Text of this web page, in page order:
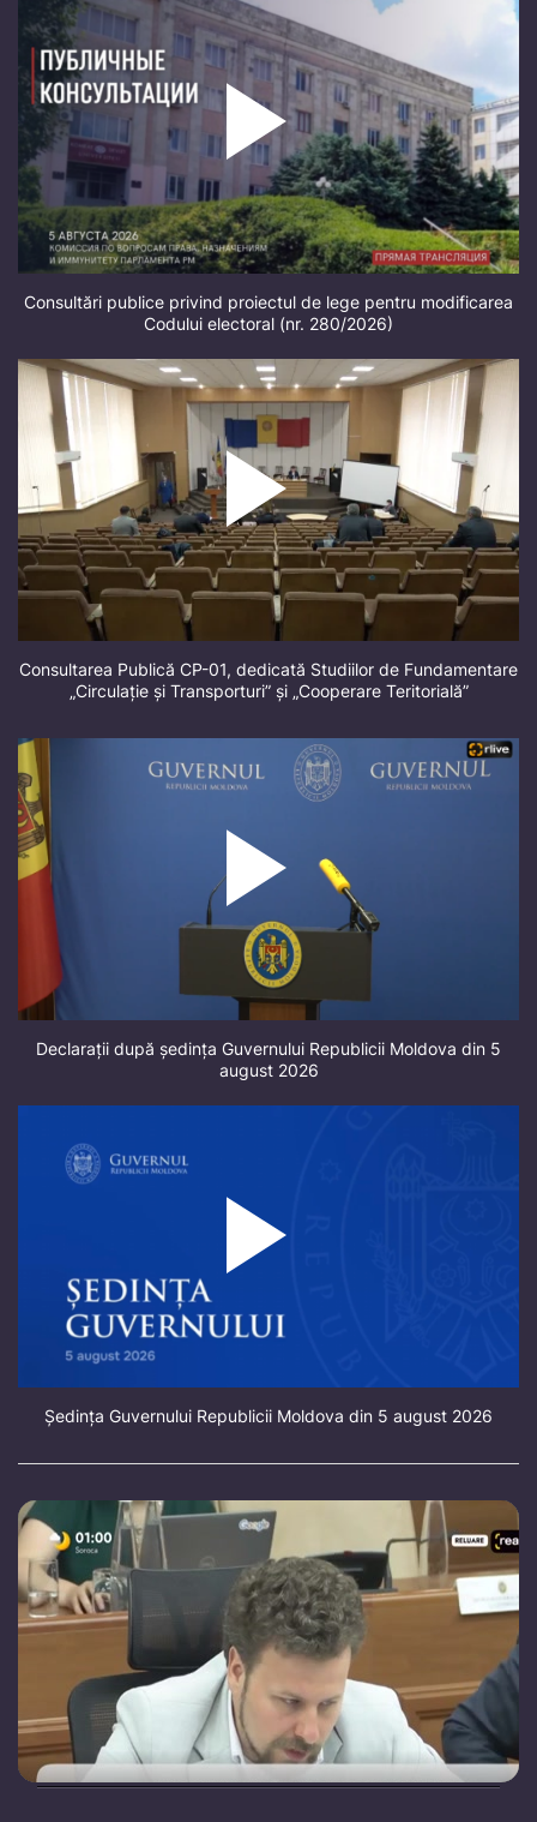
Consultări publice privind proiectul de lege pentru modificarea
Codului electoral (nr. 280/2026)
Consultarea Publică CP-01, dedicată Studiilor de Fundamentare
„Circulație și Transporturi” și „Cooperare Teritorială”
Declarații după ședința Guvernului Republicii Moldova din 5
august 2026
Ședința Guvernului Republicii Moldova din 5 august 2026